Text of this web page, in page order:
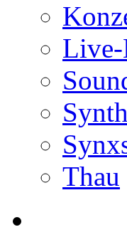
Live-
Thau